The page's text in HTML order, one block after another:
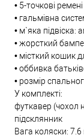
• 5-точкові
• гальмівна
• м`яка підвіска:
• жорсткий
• місткий кошик
• оббивка
• розмір
У комплекті:
футкавер (чохол
підсклянник
Вага коляски: 7.6